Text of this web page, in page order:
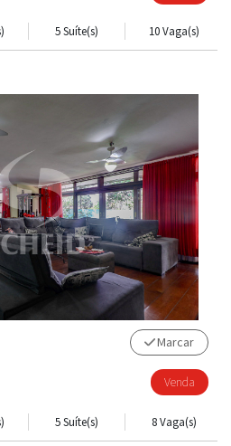
5 Suíte(s) 10 Vaga(s)
Marcar
Venda
5 Suíte(s) 8 Vaga(s)